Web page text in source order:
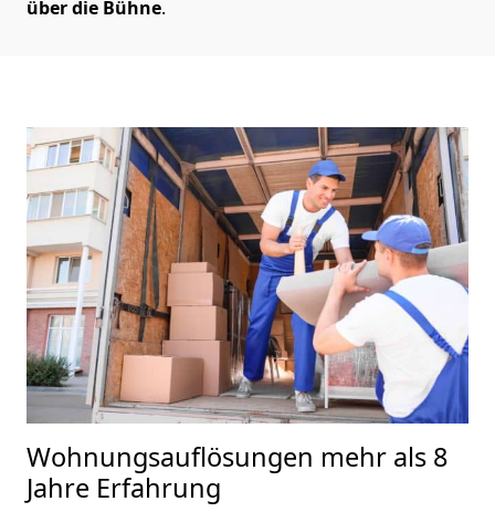
über die Bühne.
Wohnungsauflösungen mehr als 8
Jahre Erfahrung